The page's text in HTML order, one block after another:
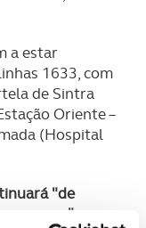
a estar
1633, com
de Sintra
Oriente –
(Hospital
"de
meses", com